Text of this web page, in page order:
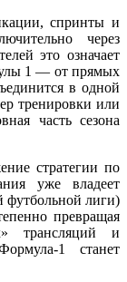
спринты и
через
это означает
1 — от прямых
в одной
тренировки или
часть сезона
стратегии по
уже владеет
футбольной лиги)
превращая
трансляций и
1 станет